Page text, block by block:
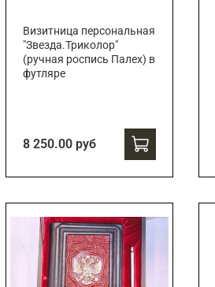
Визитница персональная
"Звезда.Триколор"
(ручная роспись Палех) в
футляре
8 250.00 руб